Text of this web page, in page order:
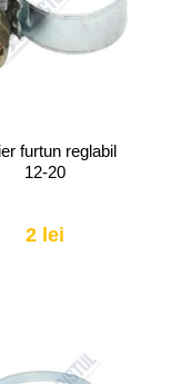
furtun reglabil
12-20
2 lei